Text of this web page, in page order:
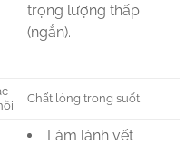
trọng lượng thấp
(ngắn).
Chất lỏng trong suốt
Làm lành vết